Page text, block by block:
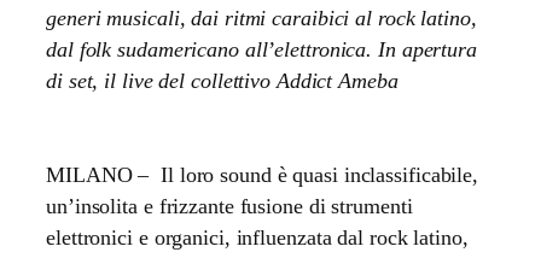
generi musicali, dai ritmi caraibici al rock latino,
dal folk sudamericano all’elettronica. In apertura
di set, il live del collettivo Addict Ameba
MILANO – Il loro sound è quasi inclassificabile,
un’insolita e frizzante fusione di strumenti
elettronici e organici, influenzata dal rock latino,